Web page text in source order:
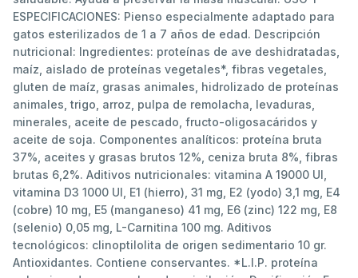
ESPECIFICACIONES: Pienso especialmente adaptado para
gatos esterilizados de 1 a 7 años de edad. Descripción
nutricional: Ingredientes: proteínas de ave deshidratadas,
maíz, aislado de proteínas vegetales*, fibras vegetales,
gluten de maíz, grasas animales, hidrolizado de proteínas
animales, trigo, arroz, pulpa de remolacha, levaduras,
minerales, aceite de pescado, fructo-oligosacáridos y
aceite de soja. Componentes analíticos: proteína bruta
37%, aceites y grasas brutos 12%, ceniza bruta 8%, fibras
brutas 6,2%. Aditivos nutricionales: vitamina A 19000 UI,
vitamina D3 1000 UI, E1 (hierro), 31 mg, E2 (yodo) 3,1 mg, E4
(cobre) 10 mg, E5 (manganeso) 41 mg, E6 (zinc) 122 mg, E8
(selenio) 0,05 mg, L-Carnitina 100 mg. Aditivos
tecnológicos: clinoptilolita de origen sedimentario 10 gr.
Antioxidantes. Contiene conservantes. *L.I.P. proteína